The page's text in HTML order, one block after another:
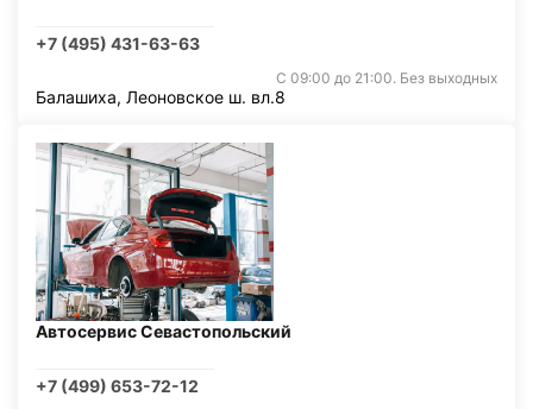
+7 (495) 431-63-63
С 09:00 до 21:00. Без выходных
Балашиха, Леоновское ш. вл.8
Автосервис Севастопольский
+7 (499) 653-72-12